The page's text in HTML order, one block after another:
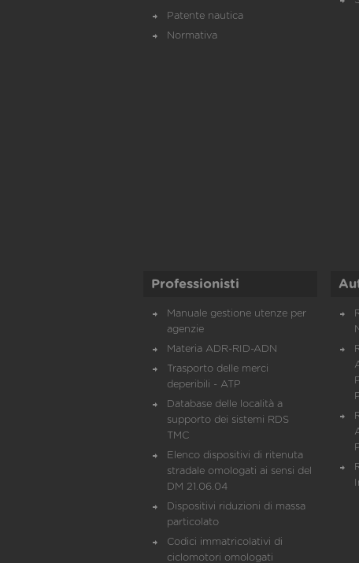
Patente nautica
Normativa
Professionisti
Manuale gestione utenze per
agenzie
Materia ADR-RID-ADN
Trasporto delle merci
deperibili - ATP
Database delle località a
supporto dei sistemi RDS
TMC
Elenco dispositivi di ritenuta
stradale omologati ai sensi del
DM 21.06.04
Dispositivi riduzioni di massa
particolato
Codici immatricolativi di
ciclomotori omologati